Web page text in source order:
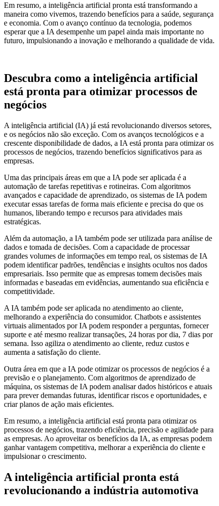
Em resumo, a inteligência artificial pronta está transformando a
maneira como vivemos, trazendo benefícios para a saúde, segurança
e economia. Com o avanço contínuo da tecnologia, podemos
esperar que a IA desempenhe um papel ainda mais importante no
futuro, impulsionando a inovação e melhorando a qualidade de vida.
Descubra como a inteligência artificial
está pronta para otimizar processos de
negócios
A inteligência artificial (IA) já está revolucionando diversos setores,
e os negócios não são exceção. Com os avanços tecnológicos e a
crescente disponibilidade de dados, a IA está pronta para otimizar os
processos de negócios, trazendo benefícios significativos para as
empresas.
Uma das principais áreas em que a IA pode ser aplicada é a
automação de tarefas repetitivas e rotineiras. Com algoritmos
avançados e capacidade de aprendizado, os sistemas de IA podem
executar essas tarefas de forma mais eficiente e precisa do que os
humanos, liberando tempo e recursos para atividades mais
estratégicas.
Além da automação, a IA também pode ser utilizada para análise de
dados e tomada de decisões. Com a capacidade de processar
grandes volumes de informações em tempo real, os sistemas de IA
podem identificar padrões, tendências e insights ocultos nos dados
empresariais. Isso permite que as empresas tomem decisões mais
informadas e baseadas em evidências, aumentando sua eficiência e
competitividade.
A IA também pode ser aplicada no atendimento ao cliente,
melhorando a experiência do consumidor. Chatbots e assistentes
virtuais alimentados por IA podem responder a perguntas, fornecer
suporte e até mesmo realizar transações, 24 horas por dia, 7 dias por
semana. Isso agiliza o atendimento ao cliente, reduz custos e
aumenta a satisfação do cliente.
Outra área em que a IA pode otimizar os processos de negócios é a
previsão e o planejamento. Com algoritmos de aprendizado de
máquina, os sistemas de IA podem analisar dados históricos e atuais
para prever demandas futuras, identificar riscos e oportunidades, e
criar planos de ação mais eficientes.
Em resumo, a inteligência artificial está pronta para otimizar os
processos de negócios, trazendo eficiência, precisão e agilidade para
as empresas. Ao aproveitar os benefícios da IA, as empresas podem
ganhar vantagem competitiva, melhorar a experiência do cliente e
impulsionar o crescimento.
A inteligência artificial pronta está
revolucionando a indústria automotiva